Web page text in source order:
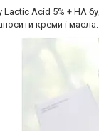
Acid 5% + HA
креми і масла.